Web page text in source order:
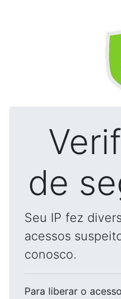
de
Seu IP fez
acessos
conosco.
Para liberar o acesso